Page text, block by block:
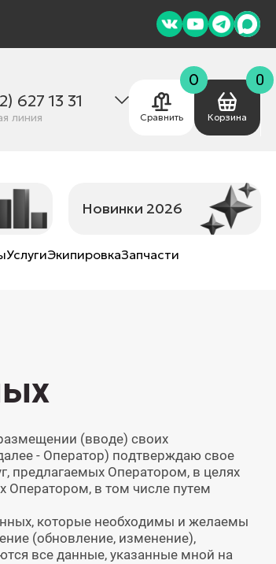
627 13 31
линия
0
Сравнить Корзина
0
Новинки 2026
УслугиЭкипировкаЗапчасти
(вводе) своих
- Оператор) подтверждаю свое
предлагаемых Оператором, в целях
Оператором, в том числе путем
которые необходимы и желаемы
(обновление, изменение),
все данные, указанные мной на